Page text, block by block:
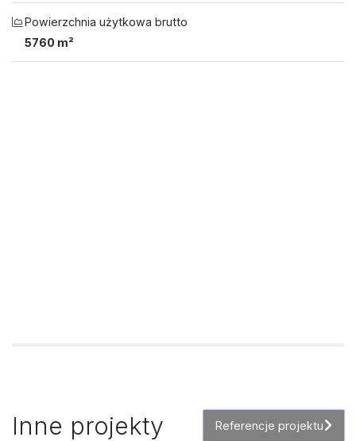
Powierzchnia użytkowa brutto
5760 m²
Inne projekty Referencje projektu